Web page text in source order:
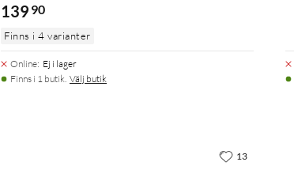
139 90
Finns i 4 varianter
Online: Ej i lager
Finns i 1 butik. Välj butik
13